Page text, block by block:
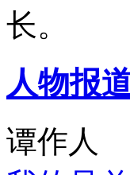
长。
人物报
谭作人